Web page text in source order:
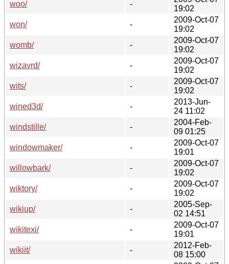
woo/
-
19:02
won/
-
2009-Oct-07
19:02
womb/
-
2009-Oct-07
19:02
wizavrd/
-
2009-Oct-07
19:02
wits/
-
2009-Oct-07
19:02
wined3d/
-
2013-Jun-
24 11:02
windstille/
-
2004-Feb-
09 01:25
windowmaker/
-
2009-Oct-07
19:01
willowbark/
-
2009-Oct-07
19:02
wiktory/
-
2009-Oct-07
19:02
wikiup/
-
2005-Sep-
02 14:51
wikitexi/
-
2009-Oct-07
19:01
wikiit/
-
2012-Feb-
08 15:00